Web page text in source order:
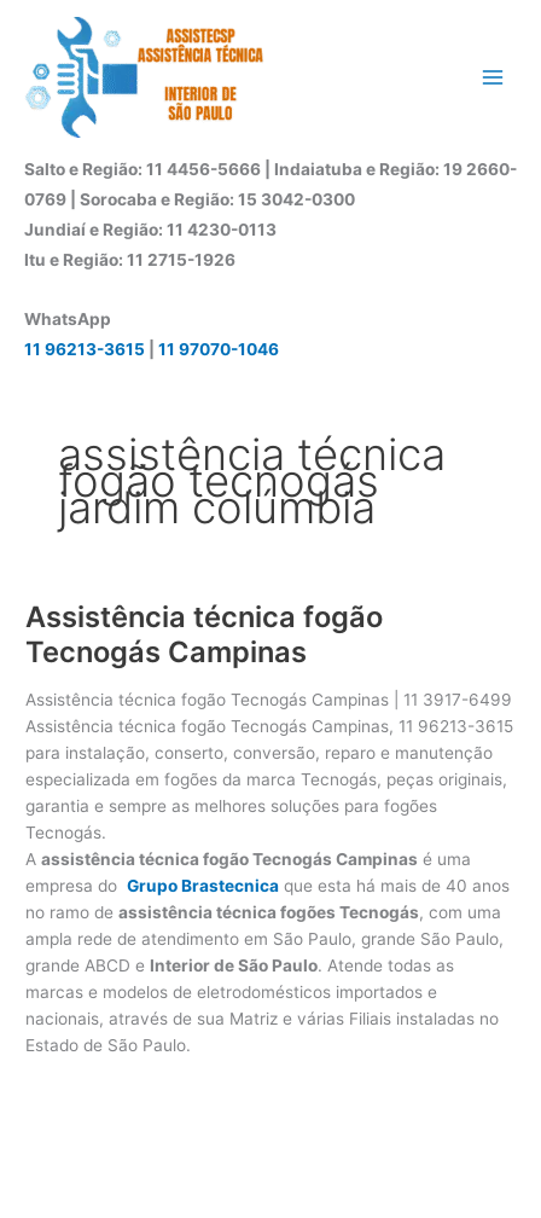
conteúdo
Salto e Região: 11 4456-5666 | Indaiatuba e Região: 19 2660-
0769 | Sorocaba e Região: 15 3042-0300
Jundiaí e Região: 11 4230-0113
Itu e Região: 11 2715-1926
WhatsApp
11 96213-3615
11 97070-1046
assistência técnica
fogão tecnogás
jardim colúmbia
Assistência técnica fogão
Tecnogás Campinas
Assistência técnica fogão Tecnogás Campinas | 11 3917-6499
Assistência técnica fogão Tecnogás Campinas, 11 96213-3615
para instalação, conserto, conversão, reparo e manutenção
especializada em fogões da marca Tecnogás, peças originais,
garantia e sempre as melhores soluções para fogões
Tecnogás.
Aassistência técnica fogão Tecnogás Campinas é uma
empresa doGrupo Brastecnica que esta há mais de 40 anos
no ramo deassistência técnica fogões Tecnogás, com uma
ampla rede de atendimento em São Paulo, grande São Paulo,
grande ABCD e Interior de São Paulo. Atende todas as
marcas e modelos de eletrodomésticos importados e
nacionais, através de sua Matriz e várias Filiais instaladas no
Estado de São Paulo.